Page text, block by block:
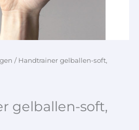
/ Handtrainer gelballen-soft,
gelballen-soft,